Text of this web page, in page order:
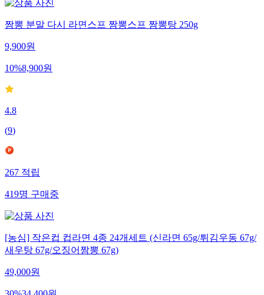
짬뽕 분말 다시 라면스프 짬뽕스프 짬뽕탕 250g
9,900원
10%8,900원
4.8
(9)
267 적립
419명 구매중
[농심] 작은컵 컵라면 4종 24개세트 (신라면 65g/튀김우동 67g/
새우탕 67g/오징어짬뽕 67g)
49,000원